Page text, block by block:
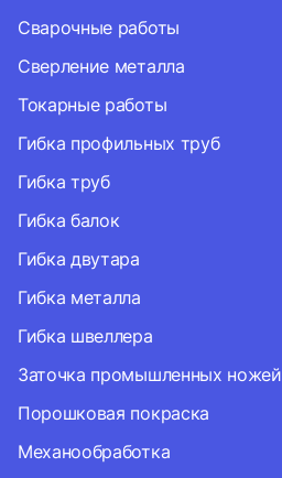
Сварочные работы
Сверление металла
Токарные работы
Гибка профильных труб
Гибка труб
Гибка балок
Гибка двутара
Гибка металла
Гибка швеллера
Заточка промышленных ножей
Порошковая покраска
Механообработка